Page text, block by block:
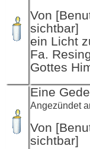
Von
sichtbar]
ein Licht
Fa.
Gottes
Eine
Angezündet
Von
sichtbar]